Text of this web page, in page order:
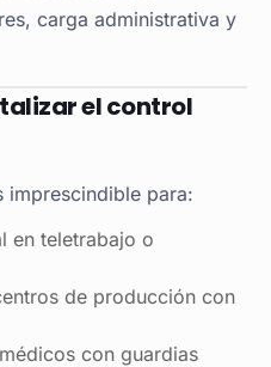
carga administrativa y
el control
imprescindible para:
en teletrabajo o
de producción con
con guardias